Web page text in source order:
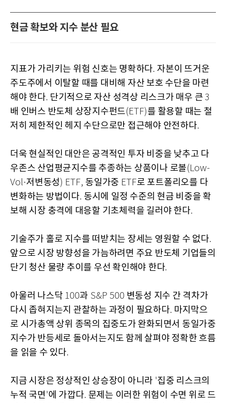
현금 확보와 지수 분산 필요
지표가 가리키는 위험 신호는 명확하다. 자본이 뜨거운
주도주에서 이탈할 때를 대비해 자산 보호 수단을 마련
해야 한다. 단기적으로 자산 성격상 리스크가 매우 큰 3
배 인버스 반도체 상장지수펀드(ETF)를 활용할 때는 철
저히 제한적인 헤지 수단으로만 접근해야 안전하다.
더욱 현실적인 대안은 공격적인 투자 비중을 낮추고 다
우존스 산업평균지수를 추종하는 상품이나 로볼(Low-
Vol·저변동성) ETF, 동일가중 ETF로 포트폴리오를 다
변화하는 방법이다. 동시에 일정 수준의 현금 비중을 확
보해 시장 충격에 대응할 기초체력을 길러야 한다.
기술주가 홀로 지수를 떠받치는 장세는 영원할 수 없다.
앞으로 시장 방향성을 가늠하려면 주요 반도체 기업들의
단기 청산 물량 추이를 우선 확인해야 한다.
아울러 나스닥 100과 S&P 500 변동성 지수 간 격차가
다시 좁혀지는지 관찰하는 과정이 필요하다. 마지막으
로 시가총액 상위 종목의 집중도가 완화되면서 동일가중
지수가 반등세로 돌아서는지도 함께 살펴야 정확한 흐름
을 읽을 수 있다.
지금 시장은 정상적인 상승장이 아니라 '집중 리스크의
누적 국면'에 가깝다. 문제는 이러한 위험이 수면 위로 드